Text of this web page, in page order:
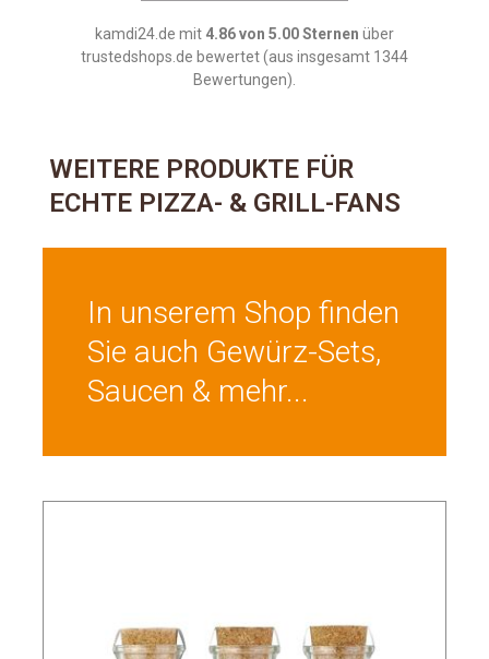
kamdi24.de mit 4.86 von 5.00 Sternen über
trustedshops.de bewertet (aus insgesamt 1344
Bewertungen).
WEITERE PRODUKTE FÜR
ECHTE PIZZA- & GRILL-FANS
In unserem Shop finden
Sie auch Gewürz-Sets,
Saucen & mehr...